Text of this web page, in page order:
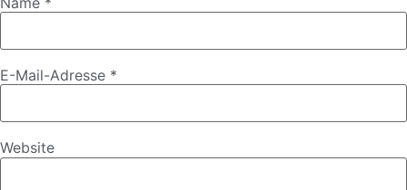
E-Mail-Adresse *
Website